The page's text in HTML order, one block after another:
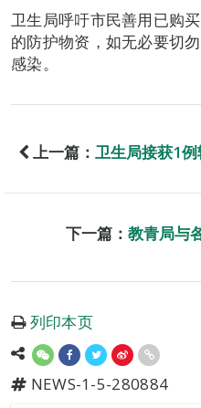
卫生局呼吁市民善用已购
的防护物资，如无必要切
感染。
上一篇： 卫生局接获1
下一篇： 教青局与
列印本页
NEWS-1-5-280884